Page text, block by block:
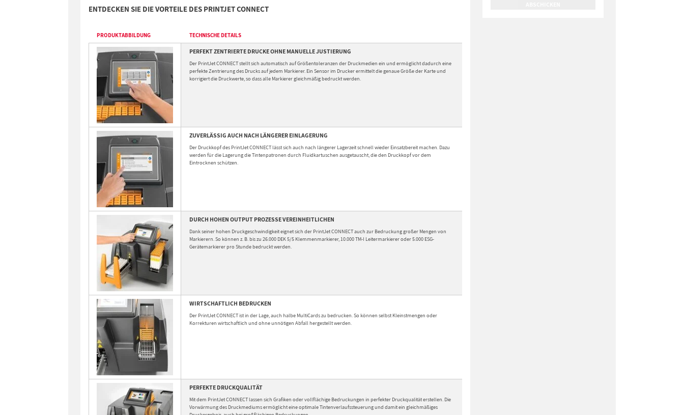
ENTDECKEN SIE DIE VORTEILE DES PRINTJET CONNECT
PRODUKTABBILDUNG TECHNISCHE DETAILS
PERFEKT ZENTRIERTE DRUCKE OHNE MANUELLE JUSTIERUNG
Der PrintJet CONNECT stellt sich automatisch auf Größentoleranzen der Druckmedien ein und ermöglicht dadurch eine
perfekte Zentrierung des Drucks auf jedem Markierer. Ein Sensor im Drucker ermittelt die genaue Größe der Karte und
korrigiert die Druckwerte, so dass alle Markierer gleichmäßig bedruckt werden.
ZUVERLÄSSIG AUCH NACH LÄNGERER EINLAGERUNG
Der Druckkopf des PrintJet CONNECT lässt sich auch nach längerer Lagerzeit schnell wieder Einsatzbereit machen. Dazu
werden für die Lagerung die Tintenpatronen durch Fluidkartuschen ausgetauscht, die den Druckkopf vor dem
Eintrocknen schützen.
DURCH HOHEN OUTPUT PROZESSE VEREINHEITLICHEN
Dank seiner hohen Druckgeschwindigkeit eignet sich der PrintJet CONNECT auch zur Bedruckung großer Mengen von
Markierern. So können z. B. bis zu 26.000 DEK 5/5 Klemmenmarkierer, 10.000 TM-I Leitermarkierer oder 5.000 ESG-
Gerätemarkierer pro Stunde bedruckt werden.
WIRTSCHAFTLICH BEDRUCKEN
Der PrintJet CONNECT ist in der Lage, auch halbe MultiCards zu bedrucken. So können selbst Kleinstmengen oder
Korrekturen wirtschaftlich und ohne unnötigen Abfall hergestellt werden.
PERFEKTE DRUCKQUALITÄT
Mit dem PrintJet CONNECT lassen sich Grafiken oder vollflächige Bedruckungen in perfekter Druckqualität erstellen. Die
Vorwärmung des Druckmediums ermöglicht eine optimale Tintenverlaufssteuerung und damit ein gleichmäßiges